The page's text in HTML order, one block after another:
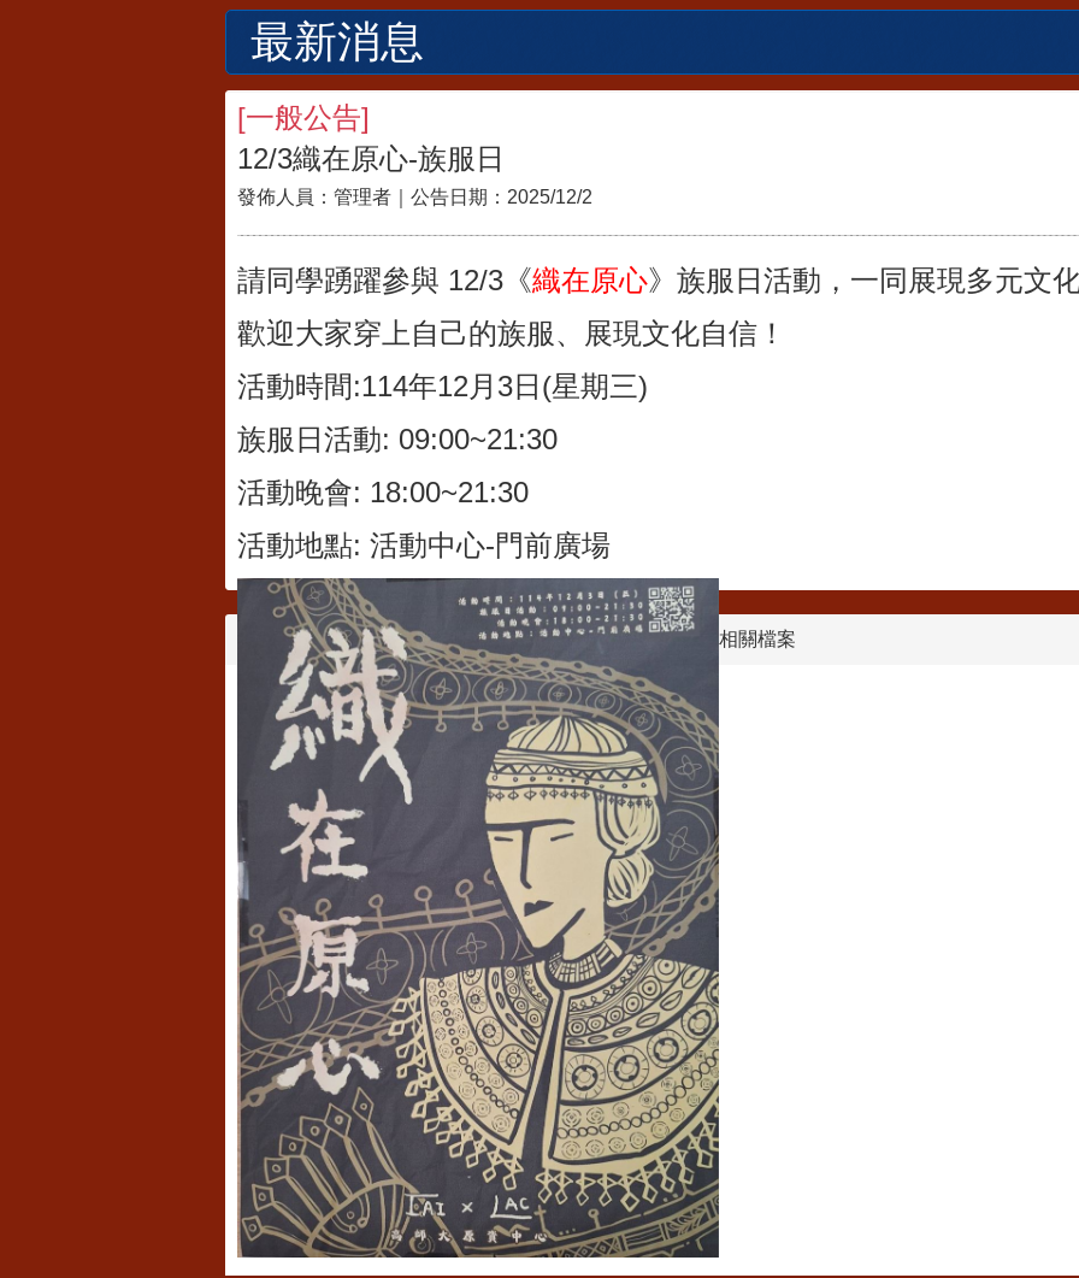
最新消息
[一般公告]
12/3織在原心-族服日
發佈人員： 管理者 ｜公告日期： 2025/12/2
請同學踴躍參與 12/3《織在原心》族服日活動，一同展現多元文
歡迎大家穿上自己的族服、展現文化自信！
活動時間:114年12月3日(星期三)
族服日活動: 09:00~21:30
活動晚會: 18:00~21:30
活動地點: 活動中心-門前廣場
相關檔案